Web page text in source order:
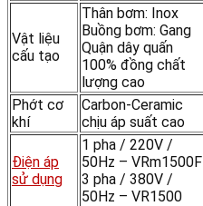
Vật liệu
cấu tạo
Thân bơm: Inox
Buồng bơm: Gang
Quận dây quấn
100% đồng chất
lượng cao
Phớt cơ
khí
Carbon-Ceramic
chịu áp suất cao
Điện áp
sử dụng
1 pha / 220V /
50Hz – VRm1500F
3 pha / 380V /
50Hz – VR1500